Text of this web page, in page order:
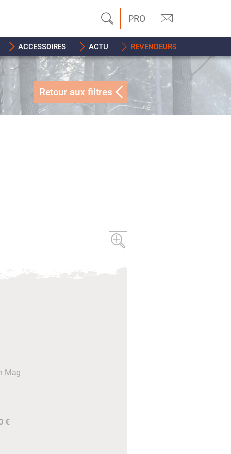
PRO
ACCESSOIRES ACTU REVENDEURS
Retour aux filtres
Mag
€